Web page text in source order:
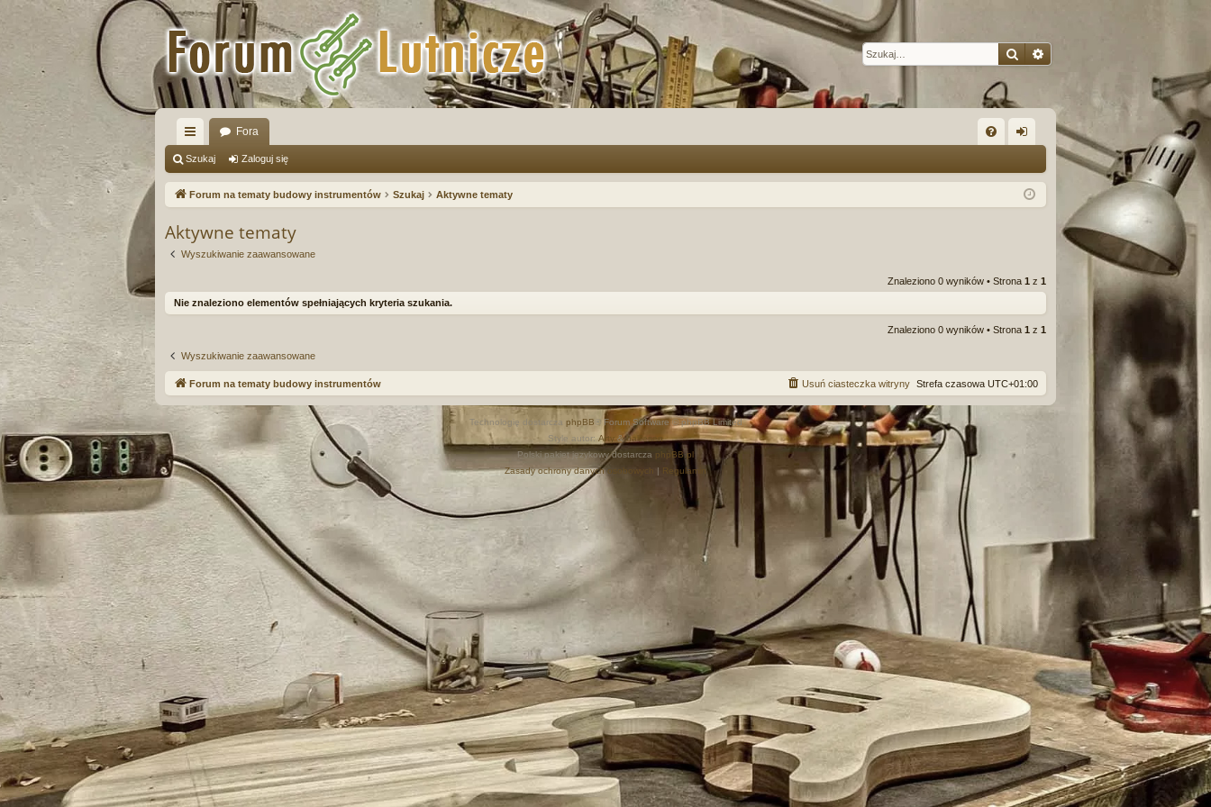
SzukajWyszukiwanie
W
ię
ce
…
Fora
Q og
Szukaj Zaloguj się
Forum na tematy budowy instrumentów Szukaj Aktywne tematy
Aktywne tematy
Wyszukiwanie zaawansowane
Znaleziono 0 wyników • Strona 1 z 1
Nie znaleziono elementów spełniających kryteria szukania.
Znaleziono 0 wyników • Strona 1 z 1
Wyszukiwanie zaawansowane
Forum na tematy budowy instrumentów Strefa czasowa UTC+01:00
Usuń ciasteczka witryny
Technologię dostarcza phpBB ® Forum Software © phpBB Limited
Style autor: Arty &halilesen
Polski pakiet językowy dostarcza phpBB.pl
Zasady ochrony danych osobowych
Regulamin